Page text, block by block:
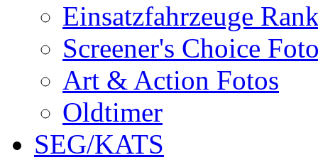
Einsatzfahrzeuge
Screener's Choice
Art & Action Fotos
Oldtimer
SEG/KATS